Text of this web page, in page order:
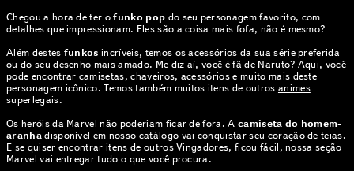
Chegou a hora de ter ofunko pop do seu personagem favorito, com
detalhes que impressionam. Eles são a coisa mais fofa, não é mesmo?
Além destes funkos incríveis, temos os acessórios da sua série preferida
ou do seu desenho mais amado. Me diz aí, você é fã de Naruto? Aqui, você
pode encontrar camisetas, chaveiros, acessórios e muito mais deste
personagem icônico. Temos também muitos itens de outros animes
superlegais.
Os heróis da Marvel não poderiam ficar de fora. Acamiseta do homem-
aranhadisponível em nosso catálogo vai conquistar seu coração de teias.
E se quiser encontrar itens de outros Vingadores, ficou fácil, nossa seção
Marvel vai entregar tudo o que você procura.